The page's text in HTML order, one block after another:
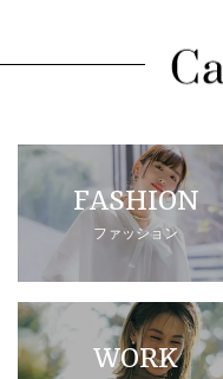
FASHION
ファッション
WORK